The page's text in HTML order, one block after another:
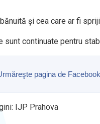
și cea care ar fi
sunt continuate pentru
pagina de
IJP Prahova